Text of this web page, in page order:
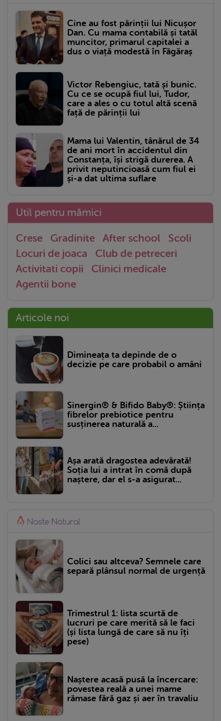
Cine au fost părinții lui Nicușor
Dan. Cu mama contabilă și tatăl
muncitor, primarul capitalei a
dus o viață modestă în Făgăraș
Victor Rebengiuc, tată și bunic.
Cu ce se ocupă fiul lui, Tudor,
care a ales o cu totul altă scenă
față de părinții lui
Mama lui Valentin, tânărul de 34
de ani mort în accidentul din
Constanța, își strigă durerea. A
privit neputincioasă cum fiul ei
și-a dat ultima suflare
Util pentru mămici
Crese Gradinite After school
Scoli
Locuri de joaca
Club de petreceri
Activitati copii
Clinici medicale
Agentii bone
Articole noi
Dimineața ta depinde de o
decizie pe care probabil o amâni
Sinergin® & Bifido Baby®: Știința
fibrelor prebiotice pentru
susținerea naturală a...
Așa arată dragostea adevărată!
Soția lui a intrat în comă după
naștere, dar el s-a asigurat...
Colici sau altceva? Semnele care
separă plânsul normal de urgență
Trimestrul 1: lista scurtă de
lucruri pe care merită să le faci
(și lista lungă de care să nu îți
pese)
Naștere acasă pusă la încercare:
povestea reală a unei mame
rămase fără gaz și aer în travaliu